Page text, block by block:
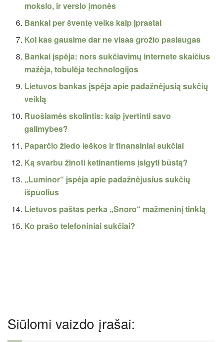
mokslo, ir verslo įmonės
Bankai per šventę veiks kaip įprastai
Kol kas gausime dar ne visas grožio paslaugas
Bankai įspėja: nors sukčiavimų internete skaičius
mažėja, tobulėja technologijos
Lietuvos bankas įspėja apie padažnėjusią sukčių
veiklą
Ruošiamės skolintis: kaip įvertinti savo
galimybes?
Paparčio žiedo ieškos ir finansiniai sukčiai
Ką svarbu žinoti ketinantiems įsigyti būstą?
„Luminor“ įspėja apie padažnėjusius sukčių
išpuolius
Lietuvos paštas perka „Snoro“ mažmeninį tinklą
Ko prašo telefoniniai sukčiai?
Siūlomi vaizdo įrašai: